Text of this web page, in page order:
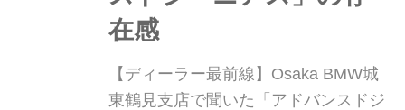
在感
【ディーラー最前線】Osaka BMW城
東鶴見支店で聞いた「アドバンスドジ